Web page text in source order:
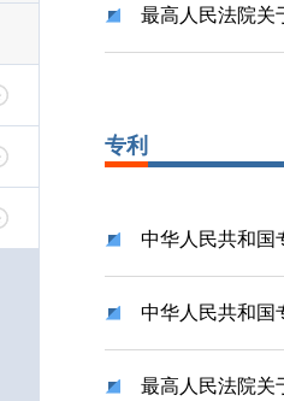
最高人民法院关
专利
中华人民共和国
中华人民共和国
最高人民法院关